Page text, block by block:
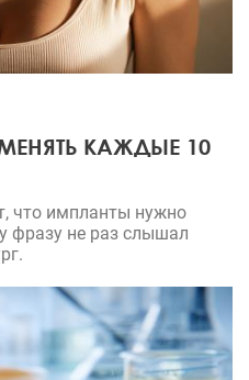
КАЖДЫЕ 10
что импланты нужно
фразу не раз слышал